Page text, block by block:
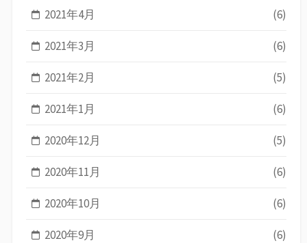
2021年4月 (6)
2021年3月 (6)
2021年2月 (5)
2021年1月 (6)
2020年12月 (5)
2020年11月 (6)
2020年10月 (6)
2020年9月 (6)